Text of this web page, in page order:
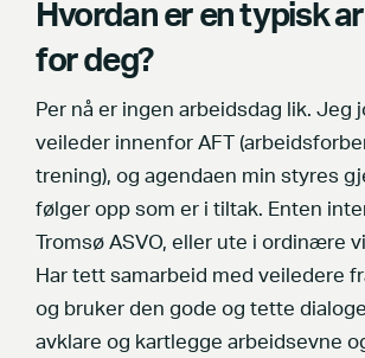
Hvordan er en typisk
for deg?
Per nå er ingen arbeidsdag lik. Jeg
veileder innenfor AFT
trening), og agendaen min styres
følger opp som er i tiltak. Enten
Tromsø ASVO, eller ute i ordinære
Har tett samarbeid med veiledere
og bruker den gode og tette
avklare og kartlegge arbeidsevne